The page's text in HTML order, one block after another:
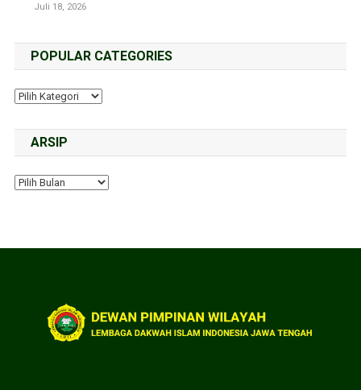
Juli 18, 2026
POPULAR CATEGORIES
ARSIP